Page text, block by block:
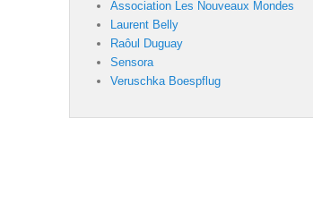
Association Les Nouveaux Mondes
Laurent Belly
Raôul Duguay
Sensora
Veruschka Boespflug